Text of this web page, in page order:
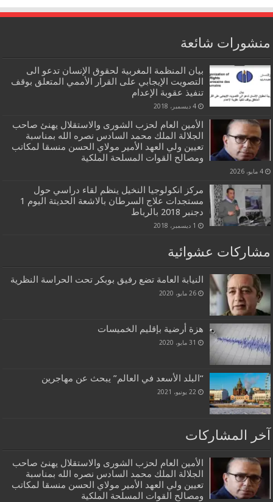
منشورات شائعة
بيان المنظمة المغربية لحقوق الإنسان تدعو الى
التصويت الإيجابي على القرار الأممي المتعلق بوقف
تنفيذ عقوبة الإعدام
4 ديسمبر، 2018
الأمين العام لحزب الشورى والاستقلال يهنئ صاحب
الجلالة الملك محمد السادس نصره الله بمناسبة
تعيين ولي العهد الأمير مولاي الحسن منسقا لمكاتب
ومصالح القوات المسلحة الملكية
4 مايو، 2026
مركز انكولوجيا النخيل ينظم لقاء دراسي حول
مستجدات علاج السرطان بالاشعة الحديتة اليوم 1
دجنبر 2018 بالرباط
1 ديسمبر، 2018
مشاركات عشوائية
النيابة العامة تضع رفيق بوبكر تحت الحراسة النظرية
26 مايو، 2020
هزة أرضية بإقليم الخميسات
31 مايو، 2020
“البلد الأسعد في العالم” يبحث عن مهاجرين
22 يونيو، 2021
آخر المشاركات
الأمين العام لحزب الشورى والاستقلال يهنئ صاحب
الجلالة الملك محمد السادس نصره الله بمناسبة
تعيين ولي العهد الأمير مولاي الحسن منسقا لمكاتب
ومصالح القوات المسلحة الملكية